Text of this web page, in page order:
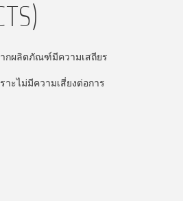
ากผลิตภัณฑ์มีความเสถียร
ะไม่มีความเสี่ยงต่อการ